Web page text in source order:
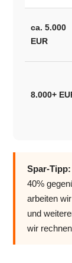
ca. 5.000
EUR
8.000+
Spar-Tipp:
40%
arbeiten
und
wir